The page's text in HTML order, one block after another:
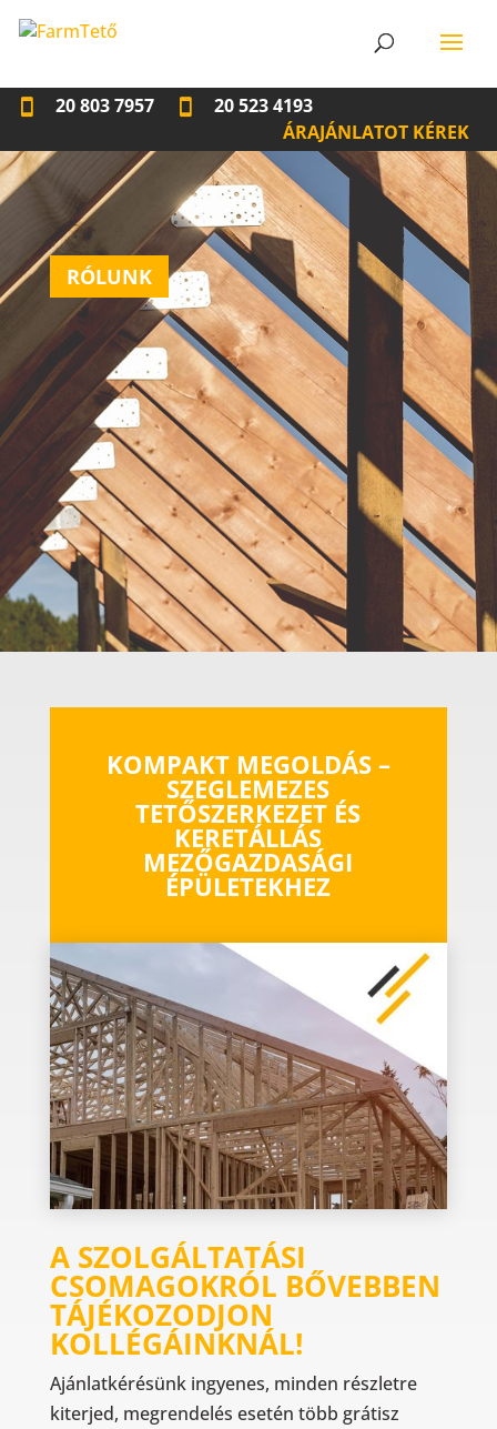
20 803 7957
20 523 4193
ÁRAJÁNLATOT KÉREK
RÓLUNK
KOMPAKT MEGOLDÁS –
SZEGLEMEZES
TETŐSZERKEZET ÉS
KERETÁLLÁS
MEZŐGAZDASÁGI
ÉPÜLETEKHEZ
A SZOLGÁLTATÁSI
CSOMAGOKRÓL BŐVEBBEN
TÁJÉKOZODJON
KOLLÉGÁINKNÁL!
Ajánlatkérésünk ingyenes, minden részletre
kiterjed, megrendelés esetén több grátisz